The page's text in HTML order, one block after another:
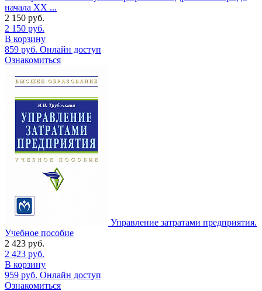
начала XX ...
2 150 руб.
2 150 руб.
В корзину
859 руб. Онлайн доступ
Ознакомиться
Управление затратами предприятия.
Учебное пособие
2 423 руб.
2 423 руб.
В корзину
959 руб. Онлайн доступ
Ознакомиться